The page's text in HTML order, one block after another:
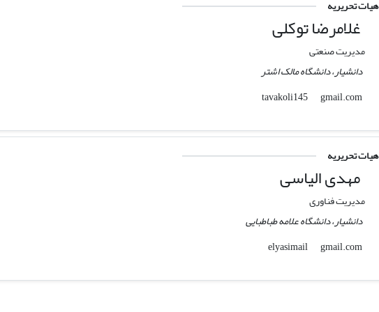
هیات تحریریه
غلامرضا توکلی
مدیریت صنعتی
دانشیار، دانشگاه مالک اشتر
tavakoli145
gmail.com
هیات تحریریه
مهدی الیاسی
مدیریت فناوری
دانشیار، دانشگاه علامه طباطبایی
elyasimail
gmail.com